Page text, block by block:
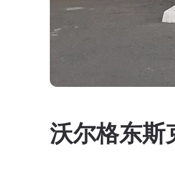
沃尔格东斯